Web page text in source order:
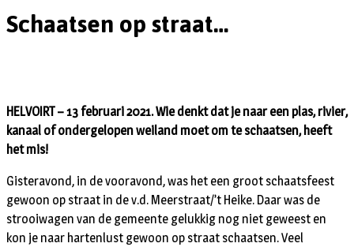
Schaatsen op straat…
HELVOIRT – 13 februari 2021. Wie denkt dat je naar een plas, rivier,
kanaal of ondergelopen weiland moet om te schaatsen, heeft
het mis!
Gisteravond, in de vooravond, was het een groot schaatsfeest
gewoon op straat in de v.d. Meerstraat/’t Heike. Daar was de
strooiwagen van de gemeente gelukkig nog niet geweest en
kon je naar hartenlust gewoon op straat schaatsen. Veel